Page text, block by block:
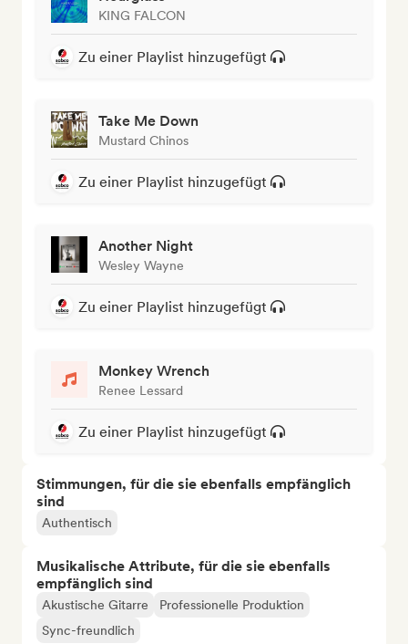
KING FALCON
Zu einer Playlist hinzugefügt
Take Me Down
Mustard Chinos
Zu einer Playlist hinzugefügt
Another Night
Wesley Wayne
Zu einer Playlist hinzugefügt
Monkey Wrench
Renee Lessard
Zu einer Playlist hinzugefügt
Stimmungen, für die sie ebenfalls empfänglich
sind
Authentisch
Musikalische Attribute, für die sie ebenfalls
empfänglich sind
Akustische Gitarre
Professionelle Produktion
Sync-freundlich